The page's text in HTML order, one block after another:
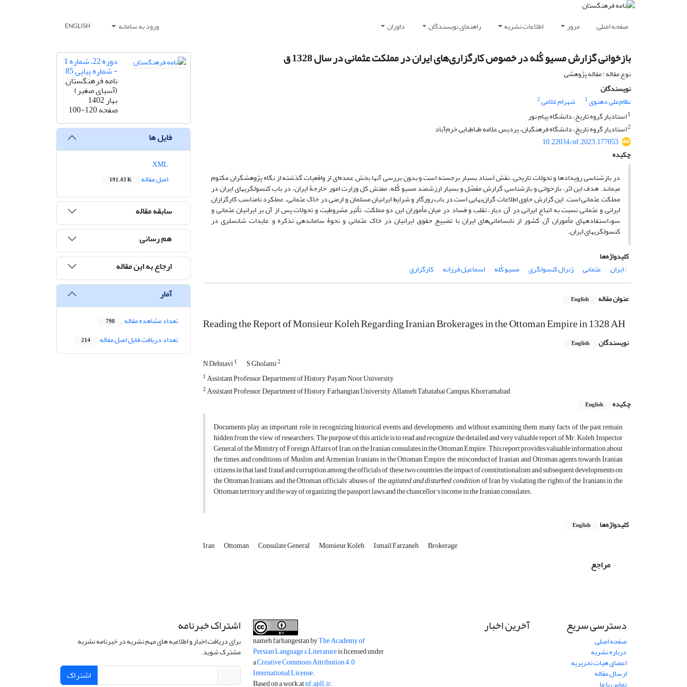
صفحه اصلی مرور اطلاعات نشریه راهنمای نویسندگان داوران ورود به سامانه ENGLISH
بازخوانی گزارش مسیو کُله در خصوص کارگزاری‏‏‌‌های ایران در مملکت عثمانی در سال 1328 ق
نوع مقاله : مقاله پژوهشی
نویسندگان
نظام‏‏‌‌علی دهنوی1 شهرام غلامی2
1استادیار گروه تاریخ، دانشگاه پیام نور
2استادیار گروه تاریخ، دانشگاه فرهنگیان، پردیس علامه طباطبایی خرم‏‌‌آباد
10.22034/nf.2023.177053
چکیده
در بازشناسی رویدادها و تحولات تاریخی، نقش اَسناد بسیار برجسته است و بدون بررسی آنها بخش عمده‌ای از واقعیات گذشته از نگاه پژوهشگران مکتوم
می‏ماند. هدف این اثر، بازخوانی و بازشناسی گزارش مفصّل و بسیار ارزشمند مسیو کُله، مفتش کل وزارت امور خارجۀ ایران، در باب کنسولگری‏های ایران در
مملکت عثمانی است. این گزارش حاوی اطلاعات گران‌بهایی است در باب روزگار و شرایط ایرانیان مسلمان و ارمنی در خاک عثمانی، عملکرد نامناسب کارگزاران
ایرانی و عثمانی نسبت به اتباع ایرانی در آن دیار، تقلب و فساد در میان مأموران این دو مملکت، تأثیر مشروطیت و تحولات پس از آن بر ایرانیان عثمانی و
سوءاستفاده‏های مأموران آن کشور از نابسامانی‏‏‌‌های ایران با تضییع حقوق ایرانیان در خاک عثمانی و نحوۀ ساماندهی تذکره و عایدات شانسلری در
کنسولگری‏های ایران.
کلیدواژه‌ها
: ایران
عثمانی ژنرال کنسولگری مسیو کُله اسماعیل فرزانه کارگزاری
عنوان مقاله English
Reading the Report of Monsieur Koleh Regarding Iranian Brokerages in the Ottoman Empire in 1328 AH
نویسندگان English
N Dehnavi1 S Gholami2
1Assistant Professor, Department of History, Payam Noor University
2Assistant Professor, Department of History, Farhangian University, Allameh Tabatabai Campus, Khorramabad
چکیده
English
Documents play an important role in recognizing historical events and developments, and without examining them, many facts of the past remain
hidden from the view of researchers. The purpose of this article is to read and recognize the detailed and very valuable report of Mr. Koleh, Inspector
General of the Ministry of Foreign Affairs of Iran, on the Iranian consulates in the Ottoman Empire. This report provides valuable information about
the times and conditions of Muslim and Armenian Iranians in the Ottoman Empire, the misconduct of Iranian and Ottoman agents towards Iranian
citizens in that land, fraud and corruption among the officials of these two countries, the impact of constitutionalism and subsequent developments on
the Ottoman Iranians, and the Ottoman officials’ abuses of theagitated and disturbed conditionof Iran by violating the rights of the Iranians in the
Ottoman territory and the way of organizing the passport laws and the chancellor's income in the Iranian consulates.
کلیدواژه‌ها English
Iran Ottoman Consulate General Monsieur Koleh Ismail Farzaneh Brokerage
مراجع
دوره 22، شماره 1
- شماره پیاپی 85
نامه فرهنگستان
(آسیای صغیر)
بهار 1402
صفحه100-120
فایل ها
اصل مقاله
191.43 K
سابقه مقاله
هم رسانی
ارجاع به این مقاله
آمار
تعداد مشاهده مقاله 798
تعداد دریافت فایل اصل مقاله 214
دسترسی سریع
صفحه اصلی
درباره نشریه
اعضای هیات تحریریه
ارسال مقاله
آخرین اخبار
nameh farhangestan byThe Academy of
Persian Language & Literatureis licensed under
aCreative Commons Attribution 4.0
International License.
Based on a work atnf.apll.ir.
اشتراک خبرنامه
برای دریافت اخبار و اطلاعیه های مهم نشریه در خبرنامه نشریه
مشترک شوید.
اشتراک